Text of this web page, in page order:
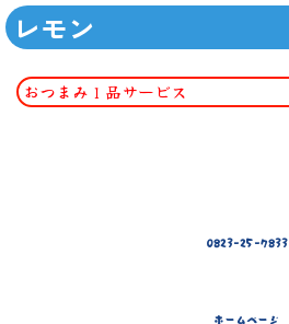
レモン
おつまみ１品サービス
0823-25-7833
ホームページ